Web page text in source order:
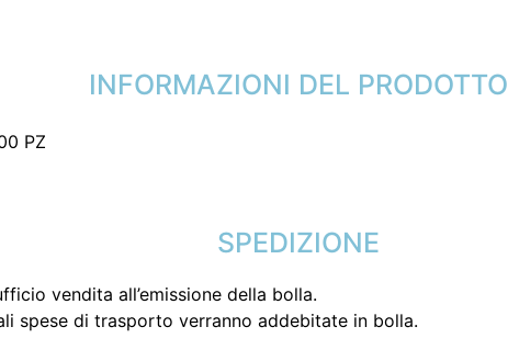
INFORMAZIONI DEL PRODOTTO
PZ
SPEDIZIONE
vendita all’emissione della bolla.
spese di trasporto verranno addebitate in bolla.